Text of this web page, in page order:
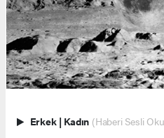
Erkek | Kadın (Haberi Sesli